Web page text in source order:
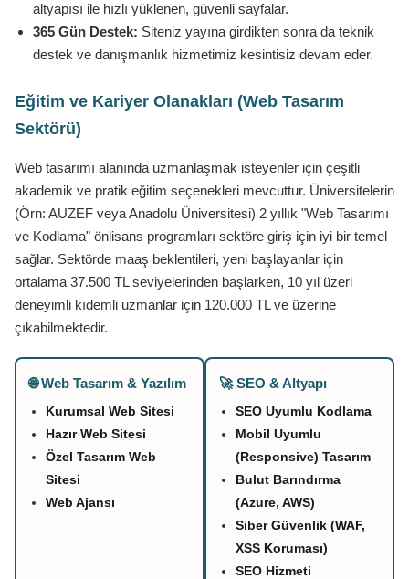
altyapısı ile hızlı yüklenen, güvenli sayfalar.
365 Gün Destek: Siteniz yayına girdikten sonra da teknik
destek ve danışmanlık hizmetimiz kesintisiz devam eder.
Eğitim ve Kariyer Olanakları (Web Tasarım
Sektörü)
Web tasarımı alanında uzmanlaşmak isteyenler için çeşitli
akademik ve pratik eğitim seçenekleri mevcuttur. Üniversitelerin
(Örn: AUZEF veya Anadolu Üniversitesi) 2 yıllık "Web Tasarımı
ve Kodlama" önlisans programları sektöre giriş için iyi bir temel
sağlar. Sektörde maaş beklentileri, yeni başlayanlar için
ortalama 37.500 TL seviyelerinden başlarken, 10 yıl üzeri
deneyimli kıdemli uzmanlar için 120.000 TL ve üzerine
çıkabilmektedir.
🌐 Web Tasarım & Yazılım
Kurumsal Web Sitesi
Hazır Web Sitesi
Özel Tasarım Web
Sitesi
Web Ajansı
🚀 SEO & Altyapı
SEO Uyumlu Kodlama
Mobil Uyumlu
(Responsive) Tasarım
Bulut Barındırma
(Azure, AWS)
Siber Güvenlik (WAF,
XSS Koruması)
SEO Hizmeti